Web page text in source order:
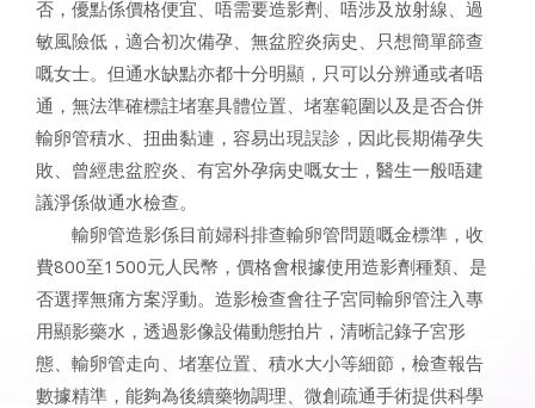
否，優點係價格便宜、唔需要造影劑、唔涉及放射線、過
敏風險低，適合初次備孕、無盆腔炎病史、只想簡單篩查
嘅女士。但通水缺點亦都十分明顯，只可以分辨通或者唔
通，無法準確標註堵塞具體位置、堵塞範圍以及是否合併
輸卵管積水、扭曲黏連，容易出現誤診，因此長期備孕失
敗、曾經患盆腔炎、有宮外孕病史嘅女士，醫生一般唔建
議淨係做通水檢查。
輸卵管造影係目前婦科排查輸卵管問題嘅金標準，收
費800至1500元人民幣，價格會根據使用造影劑種類、是
否選擇無痛方案浮動。造影檢查會往子宮同輸卵管注入專
用顯影藥水，透過影像設備動態拍片，清晰記錄子宮形
態、輸卵管走向、堵塞位置、積水大小等細節，檢查報告
數據精準，能夠為後續藥物調理、微創疏通手術提供科學